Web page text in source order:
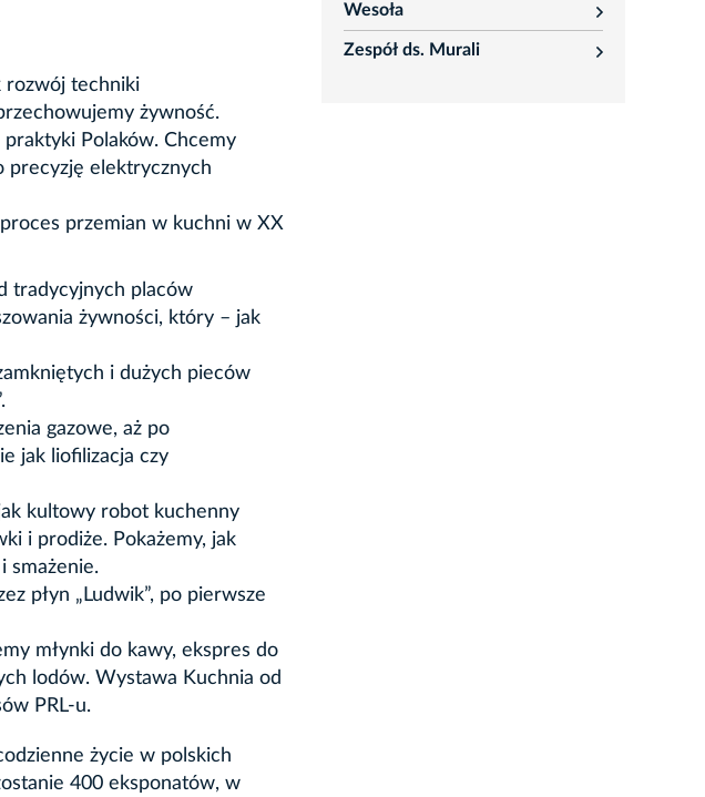
rozwój techniki
żywność.
Polaków. Chcemy
precyzję elektrycznych
przemian w kuchni w XX
tradycyjnych placów
żywności, który – jak
i dużych pieców
gazowe, aż po
jak liofilizacja czy
kultowy robot kuchenny
i prodiże. Pokażemy, jak
smażenie.
płyn „Ludwik”, po pierwsze
młynki do kawy, ekspres do
lodów. Wystawa Kuchnia od
PRL-u.
życie w polskich
400 eksponatów, w
Wesoła
rozwiń
Zespół ds. Murali
rozwiń